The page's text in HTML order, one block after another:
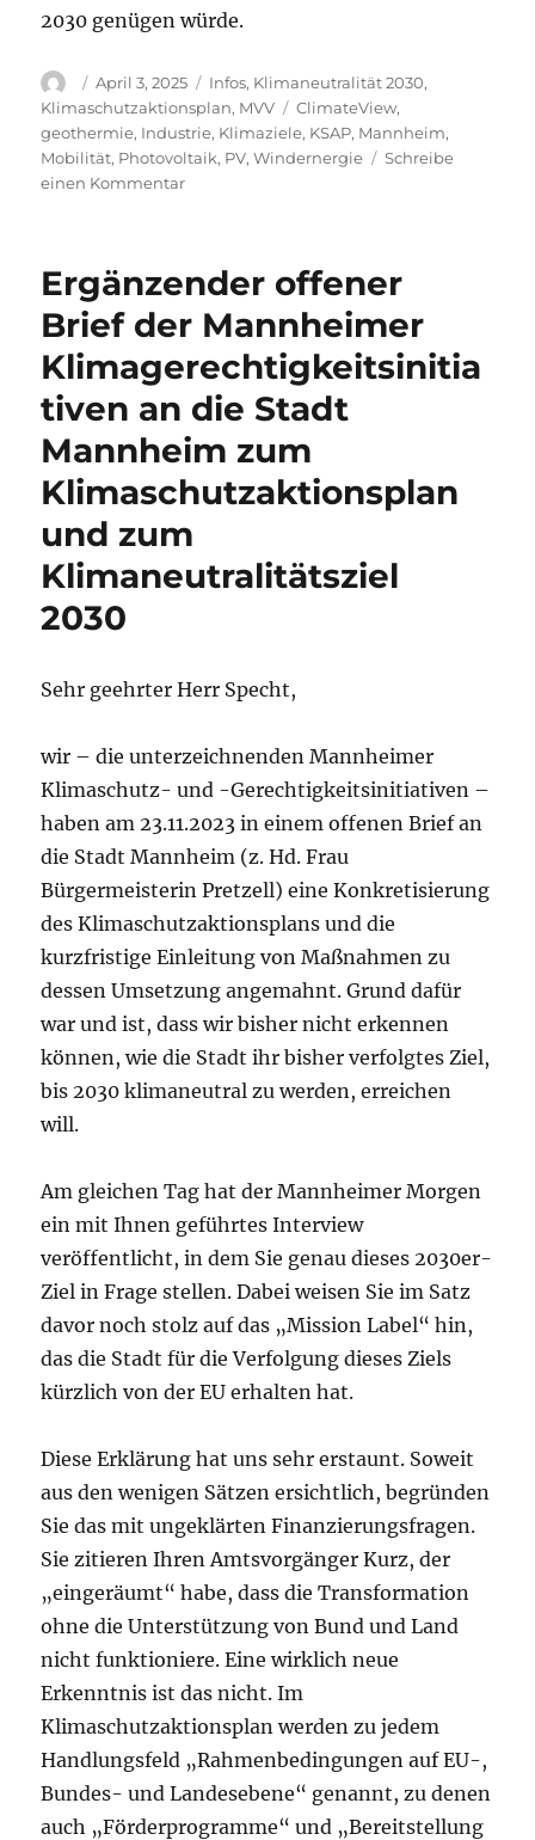
2030 genügen würde.
Autor
Veröffentlicht
am
April 3, 2025 Kategorien
Infos, Klimaneutralität 2030,
Klimaschutzaktionsplan, MVV Schlagwörter
ClimateView,
geothermie, Industrie, Klimaziele, KSAP, Mannheim,
Mobilität, Photovoltaik, PV,Windernergie
Schreibe
einen Kommentarzu
Verfehlen
Mannheimer
Klimaziele
zeigt
Ergänzender offener
Brief der Mannheimer
Klimagerechtigkeitsinitia
tiven an die Stadt
Mannheim zum
Klimaschutzaktionsplan
und zum
Klimaneutralitätsziel
2030
Sehr geehrter Herr Specht,
wir – die unterzeichnenden Mannheimer
Klimaschutz- und -Gerechtigkeitsinitiativen –
haben am 23.11.2023 in einem offenen Brief an
die Stadt Mannheim (z. Hd. Frau
Bürgermeisterin Pretzell) eine Konkretisierung
des Klimaschutzaktionsplans und die
kurzfristige Einleitung von Maßnahmen zu
dessen Umsetzung angemahnt. Grund dafür
war und ist, dass wir bisher nicht erkennen
können, wie die Stadt ihr bisher verfolgtes Ziel,
bis 2030 klimaneutral zu werden, erreichen
will.
Am gleichen Tag hat der Mannheimer Morgen
ein mit Ihnen geführtes Interview
veröffentlicht, in dem Sie genau dieses 2030er-
Ziel in Frage stellen. Dabei weisen Sie im Satz
davor noch stolz auf das „Mission Label“ hin,
das die Stadt für die Verfolgung dieses Ziels
kürzlich von der EU erhalten hat.
Diese Erklärung hat uns sehr erstaunt. Soweit
aus den wenigen Sätzen ersichtlich, begründen
Sie das mit ungeklärten Finanzierungsfragen.
Sie zitieren Ihren Amtsvorgänger Kurz, der
„eingeräumt“ habe, dass die Transformation
ohne die Unterstützung von Bund und Land
nicht funktioniere. Eine wirklich neue
Erkenntnis ist das nicht. Im
Klimaschutzaktionsplan werden zu jedem
Handlungsfeld „Rahmenbedingungen auf EU-,
Bundes- und Landesebene“ genannt, zu denen
auch „Förderprogramme“ und „Bereitstellung